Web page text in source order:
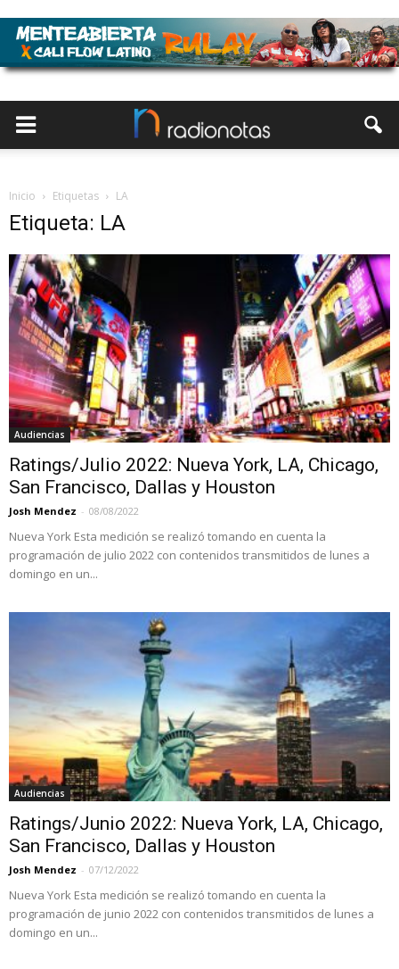
Inicio Etiquetas LA
Etiqueta: LA
Audiencias
Ratings/Julio 2022: Nueva York, LA, Chicago,
San Francisco, Dallas y Houston
Josh Mendez - 08/08/2022
Nueva York Esta medición se realizó tomando en cuenta la
programación de julio 2022 con contenidos transmitidos de lunes a
domingo en un...
Audiencias
Ratings/Junio 2022: Nueva York, LA, Chicago,
San Francisco, Dallas y Houston
Josh Mendez - 07/12/2022
Nueva York Esta medición se realizó tomando en cuenta la
programación de junio 2022 con contenidos transmitidos de lunes a
domingo en un...